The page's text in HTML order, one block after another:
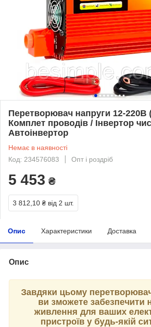
Перетворювач напруги 12-220В
Комплет проводів / Інвертор
Автоінвертор
Немає в наявності
Код: 234576083
Опт і роздріб
5 453 ₴
3 812,10 ₴ від 2 шт.
Опис Характеристики Доставка
Опис
Завдяки цьому
ви зможете забезпечити
живлення для ваших
пристроїв у будь-якій